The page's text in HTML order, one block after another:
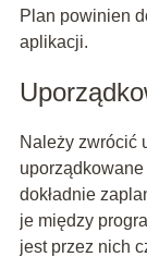
Plan powinien
aplikacji.
Należy zwrócić
dokładnie
je między
jest przez nich